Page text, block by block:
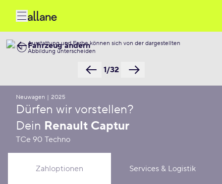
Ausstattung und Farbe können sich von der dargestellten
Abbildung unterscheiden
1/32
Fahrzeug ändern
Neuwagen | 2025
Dürfen wir vorstellen?
Dein Renault Captur
TCe 90 Techno
Zahloptionen Services & Logistik